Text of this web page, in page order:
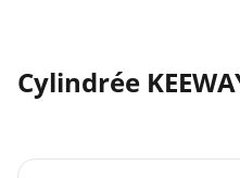
Cylindrée